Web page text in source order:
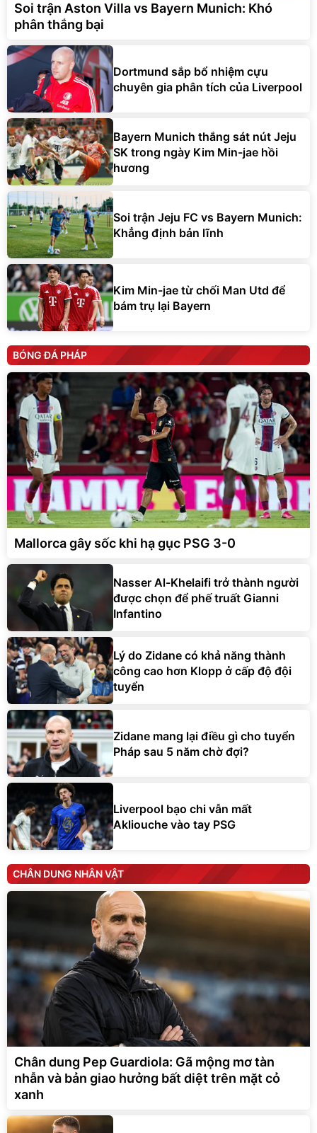
Soi trận Aston Villa vs Bayern Munich: Khó
phân thắng bại
Dortmund sắp bổ nhiệm cựu
chuyên gia phân tích của Liverpool
Bayern Munich thắng sát nút Jeju
SK trong ngày Kim Min-jae hồi
hương
Soi trận Jeju FC vs Bayern Munich:
Khẳng định bản lĩnh
Kim Min-jae từ chối Man Utd để
bám trụ lại Bayern
BÓNG ĐÁ PHÁP
Mallorca gây sốc khi hạ gục PSG 3-0
Nasser Al-Khelaifi trở thành người
được chọn để phế truất Gianni
Infantino
Lý do Zidane có khả năng thành
công cao hơn Klopp ở cấp độ đội
tuyển
Zidane mang lại điều gì cho tuyển
Pháp sau 5 năm chờ đợi?
Liverpool bạo chi vẫn mất
Akliouche vào tay PSG
CHÂN DUNG NHÂN VẬT
Chân dung Pep Guardiola: Gã mộng mơ tàn
nhẫn và bản giao hưởng bất diệt trên mặt cỏ
xanh